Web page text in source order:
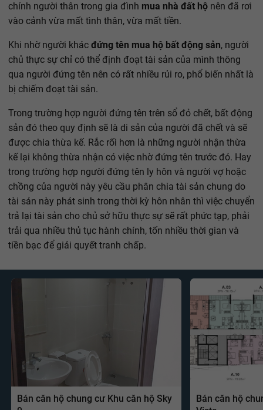
chính người thân trong gia đình mua nhà đất hộ nên đã rơi
vào cảnh vừa mất tình thân, vừa mất tiền.
Khi nhờ người khác đứng tên mua hộ bất động sản, người
chủ thực sự chỉ có thể định đoạt tài sản của mình thông
qua người đứng tên nên có rất nhiều rủi ro, phổ biến nhất là
bị chiếm đoạt tài sản.
Trong trường hợp người đứng tên trên sổ đỏ chết, bất động
sản đó theo quy định sẽ là di sản của người đã chết và sẽ
được chia thừa kế. Rắc rối hơn là những người nhận thừa
kế lại không thừa nhận có việc nhờ đứng tên trước đó. Hay
trong trường hợp người đứng tên ly hôn và người vợ hoặc
chồng của người này yêu cầu phân chia tài sản chung do
tài sản này phát sinh trong thời kỳ hôn nhân thì việc chuyển
trả lại tài sản cho chủ sở hữu thực sự sẽ rất phức tạp, phải
trải qua nhiều thủ tục hành chính, tốn nhiều thời gian và
tiền bạc để giải quyết tranh chấp.
Bán căn hộ chung cư Khu căn hộ Sky
Bán căn hộ